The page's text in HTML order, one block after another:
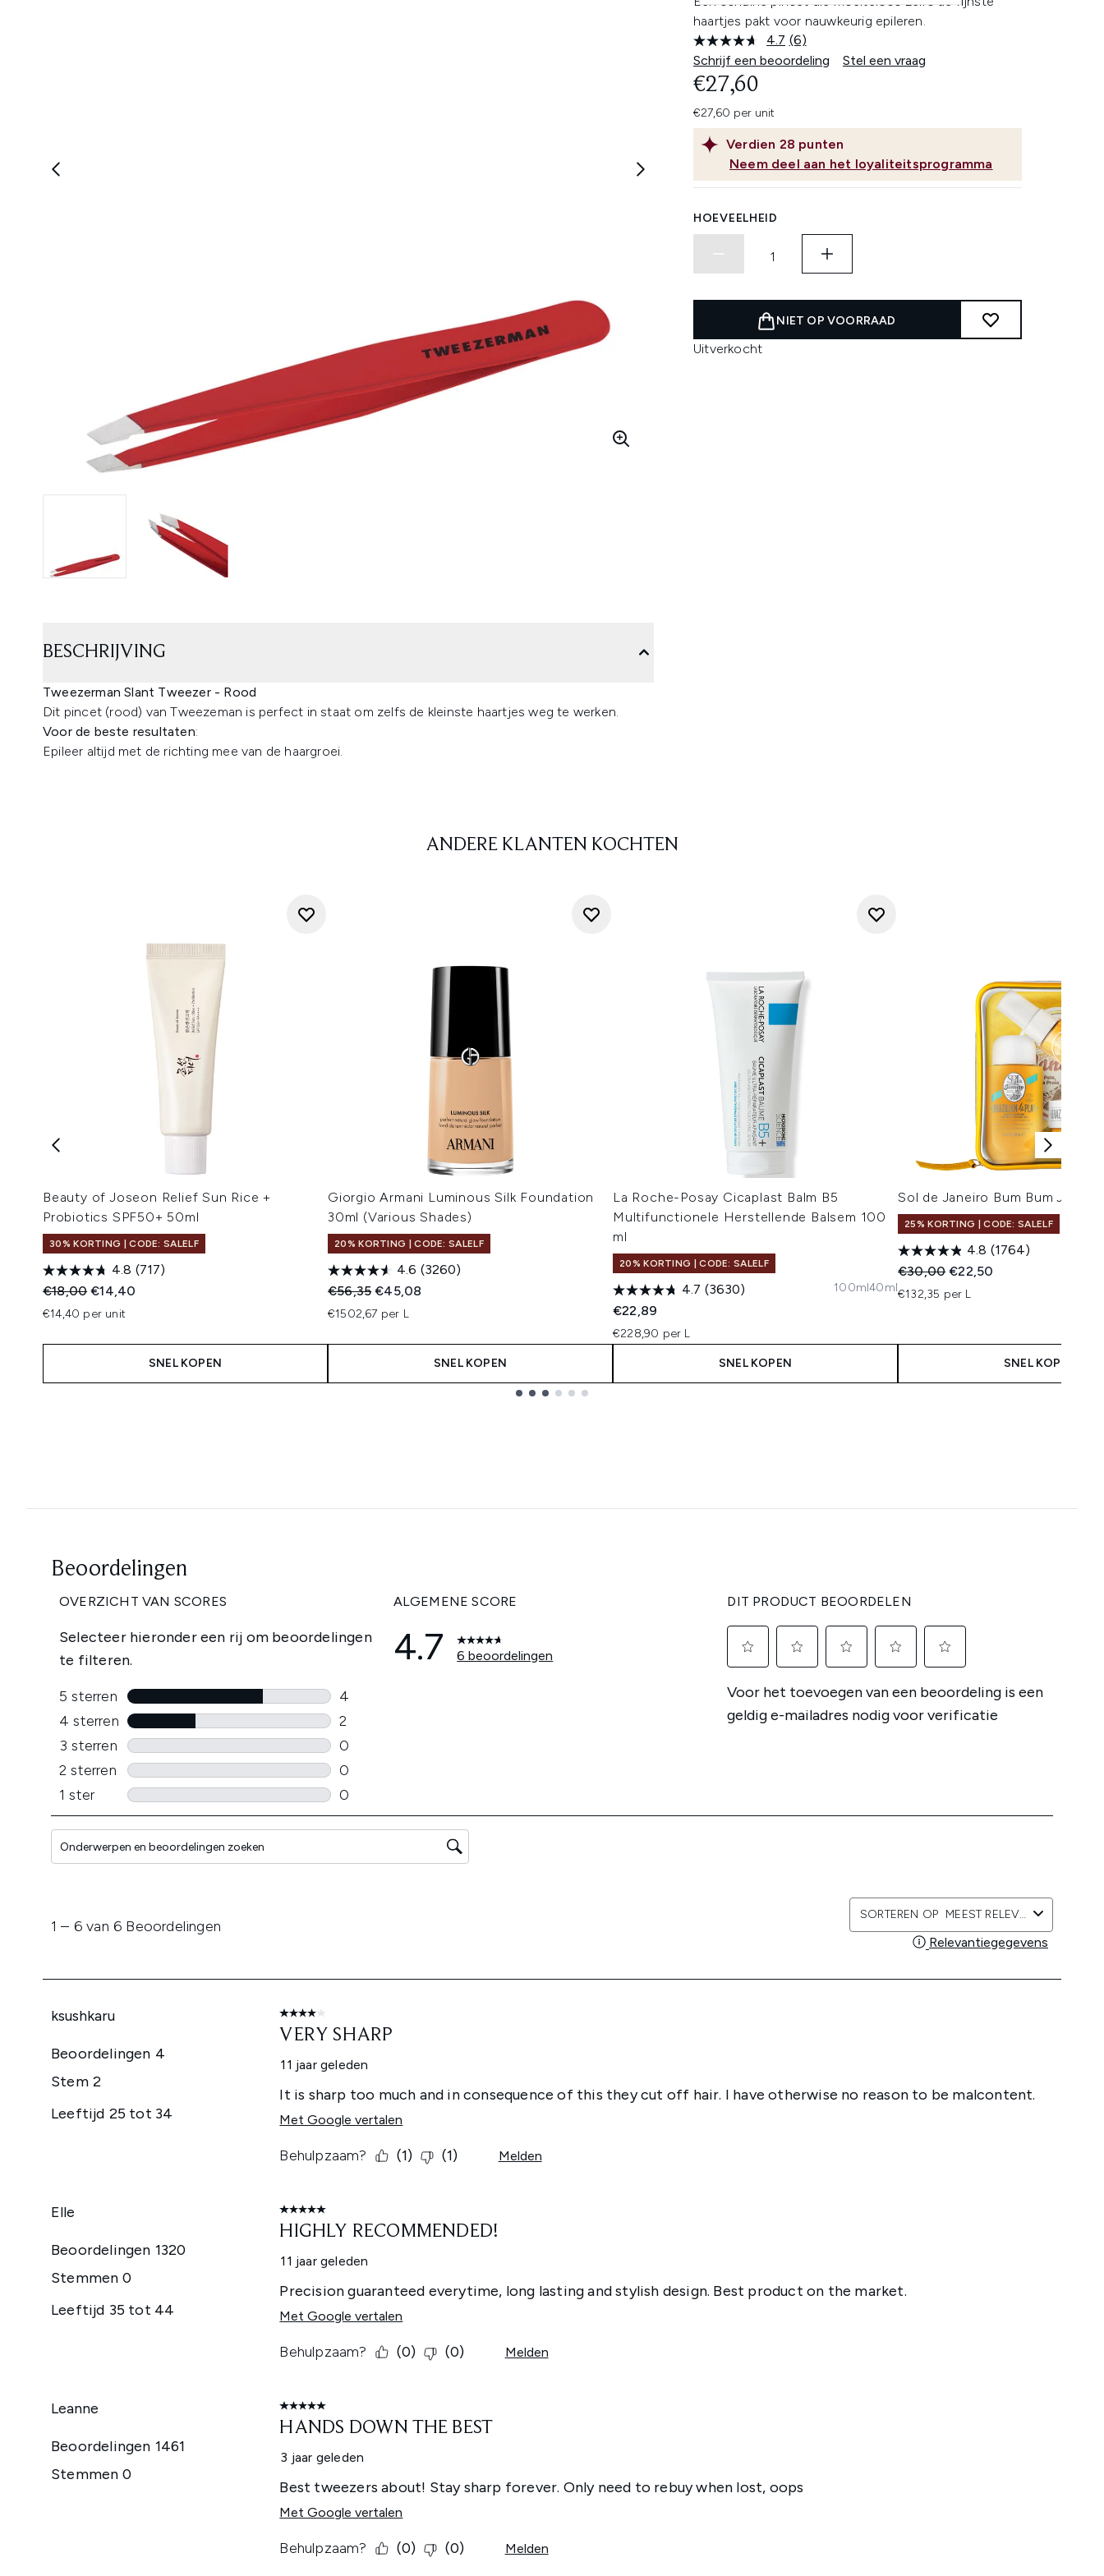
haartjes pakt voor nauwkeurig epileren.
4.7 Lees
6
beoordelingen.
(6)
Schrijf een beoordeling
Stel een vraag
Verdien 28 punten
Neem deel aan het loyaliteitsprogramma
€27,60
€27,60 per unit
HOEVEELHEID
NIET OP VOORRAAD
Uitverkocht
BESCHRIJVING
Tweezerman Slant Tweezer - Rood
Dit pincet (rood) van Tweezeman is perfect in staat om zelfs de kleinste haartjes weg te werken.
Voor de beste resultaten:
Epileer altijd met de richting mee van de haargroei.
ANDERE KLANTEN KOCHTEN
Beauty of Joseon Relief Sun Rice +
Probiotics SPF50+ 50ml
30% KORTING | CODE: SALELF
4.8 (717)
Recommended Retail Price:
€18,00Huidige prijs:
€14,40
€14,40 per unit
SNEL KOPEN
Giorgio Armani Luminous Silk Foundation
30ml (Various Shades)
20% KORTING | CODE: SALELF
4.6 (3260)
Recommended Retail Price:
€56,35Huidige prijs:
€45,08
€1502,67 per L
SNEL KOPEN
La Roche-Posay Cicaplast Balm B5
Multifunctionele Herstellende Balsem 100
ml
20% KORTING | CODE: SALELF
4.7 (3630)
€22,89
€228,90 per L
100ml40ml
SNEL KOPEN
Sol de Janeiro Bum Bum Jet Set
25% KORTING | CODE: SALELF
4.8 (1764)
Recommended Retail Price:
€30,00Huidige prijs:
€22,50
€132,35 per L
SNEL KOPEN